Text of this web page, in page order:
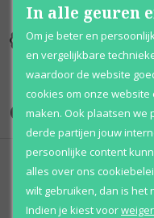
Kortingen
tot wel 70%
Onze merken
In alle geuren
Om je beter en
en vergelijkbare
waardoor de website
cookies om onze
maken. Ook plaatsen we
derde partijen jouw
persoonlijke content
alles over ons
wilt gebruiken, dan is het
Indien je kiest voor